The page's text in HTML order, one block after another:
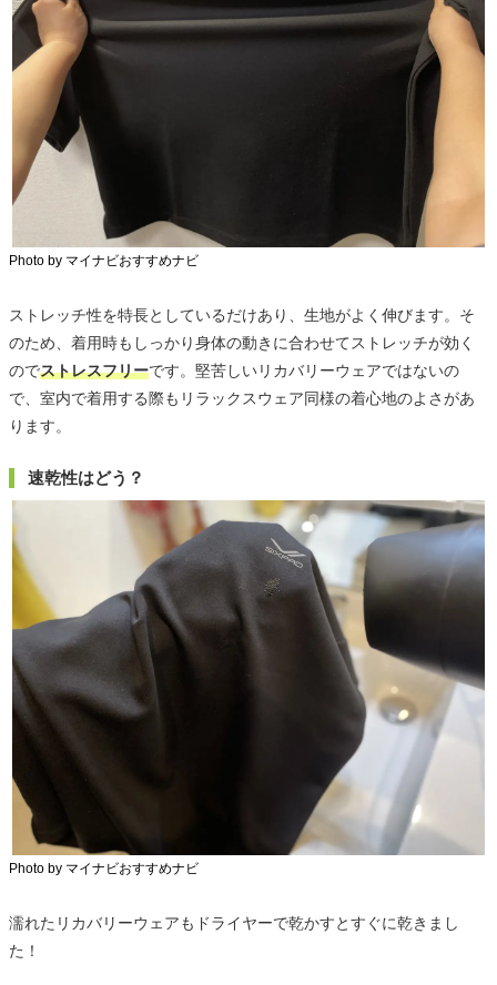
Photo by マイナビおすすめナビ
ストレッチ性を特長としているだけあり、生地がよく伸びます。そ
のため、着用時もしっかり身体の動きに合わせてストレッチが効く
のでストレスフリーです。堅苦しいリカバリーウェアではないの
で、室内で着用する際もリラックスウェア同様の着心地のよさがあ
ります。
速乾性はどう？
Photo by マイナビおすすめナビ
濡れたリカバリーウェアもドライヤーで乾かすとすぐに乾きまし
た！